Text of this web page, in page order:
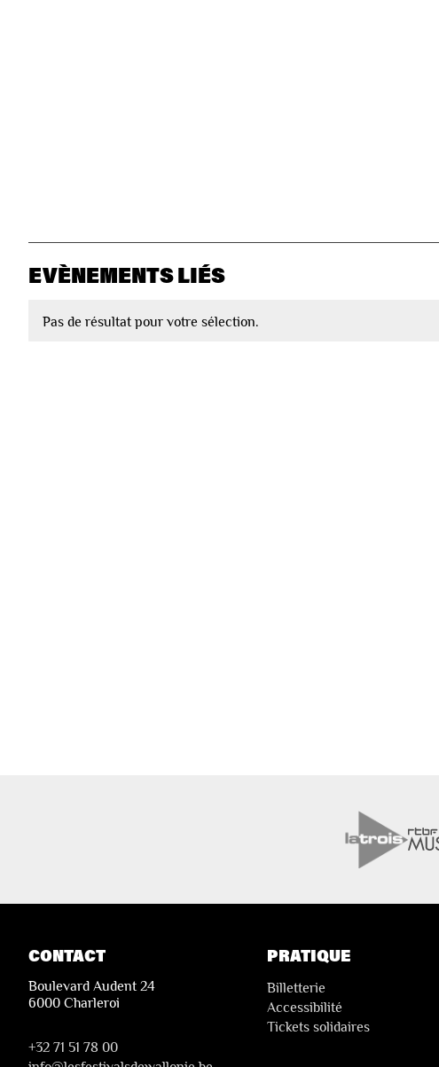
EVÈNEMENTS LIÉS
Pas de résultat pour votre sélection.
CONTACT
Boulevard Audent 24
6000 Charleroi
+32 71 51 78 00
PRATIQUE
Billetterie
Accessibilité
Tickets solidaires